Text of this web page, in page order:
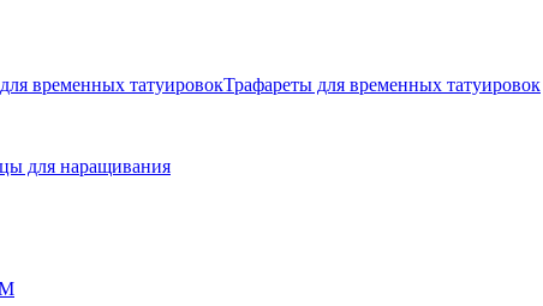
временных татуировокТрафареты для временных татуировок
для наращивания